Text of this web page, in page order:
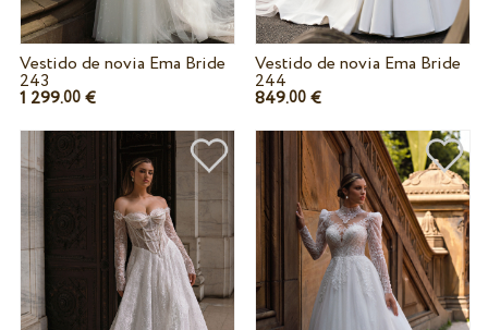
Vestido de novia Ema Bride
243
1 299.00€
Vestido de novia Ema Bride
244
849.00 €